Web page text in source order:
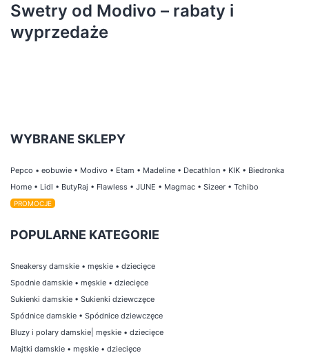
Swetry od Modivo – rabaty i
wyprzedaże
WYBRANE SKLEPY
Pepco • eobuwie • Modivo • Etam • Madeline • Decathlon • KIK • Biedronka
Home • Lidl • ButyRaj • Flawless • JUNE • Magmac • Sizeer • Tchibo
PROMOCJE
POPULARNE KATEGORIE
Sneakersy damskie • męskie • dziecięce
Spodnie damskie • męskie • dziecięce
Sukienki damskie • Sukienki dziewczęce
Spódnice damskie • Spódnice dziewczęce
Bluzy i polary damskie męskie • dziecięce
Majtki damskie • męskie • dziecięce